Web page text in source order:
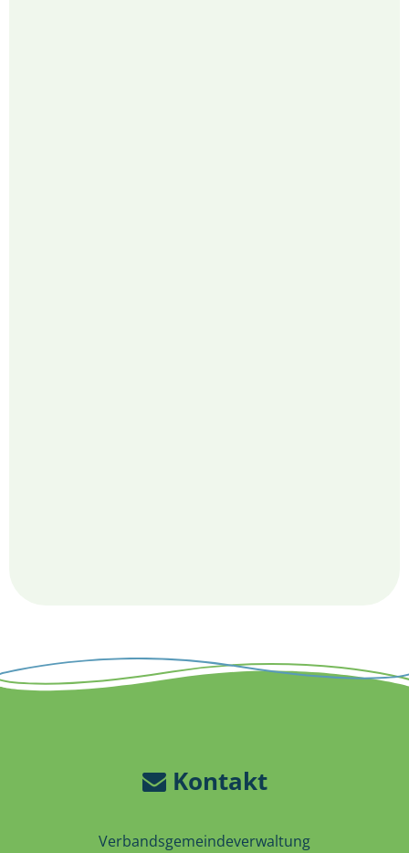
Kontakt
Verbandsgemeindeverwaltung